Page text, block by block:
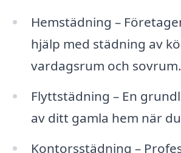
Hemstädning –
hjälp med städning av
vardagsrum och sovrum.
Flyttstädning – En
av ditt gamla hem när
Kontorsstädning –